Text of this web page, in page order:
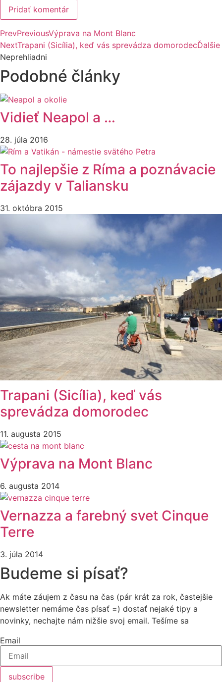
PrevPreviousVýprava na Mont Blanc
NextTrapani (Sicília), keď vás sprevádza domorodecĎalšie
Neprehliadni
Podobné články
Vidieť Neapol a …
28. júla 2016
To najlepšie z Ríma a poznávacie
zájazdy v Taliansku
31. októbra 2015
Trapani (Sicília), keď vás
sprevádza domorodec
11. augusta 2015
Výprava na Mont Blanc
6. augusta 2014
Vernazza a farebný svet Cinque
Terre
3. júla 2014
Budeme si písať?
Ak máte záujem z času na čas (pár krát za rok, častejšie
newsletter nemáme čas písať =) dostať nejaké tipy a
novinky, nechajte nám nižšie svoj email. Tešíme sa
Email
subscribe